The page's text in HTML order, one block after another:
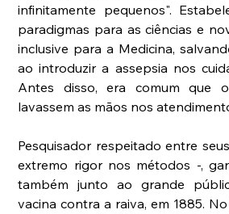
infinitamente pequenos".
paradigmas para as ciências e
inclusive para a Medicina,
ao introduzir a assepsia nos
Antes disso, era comum que
lavassem as mãos nos
Pesquisador respeitado entre
extremo rigor nos métodos -,
também junto ao grande
vacina contra a raiva, em 1885.